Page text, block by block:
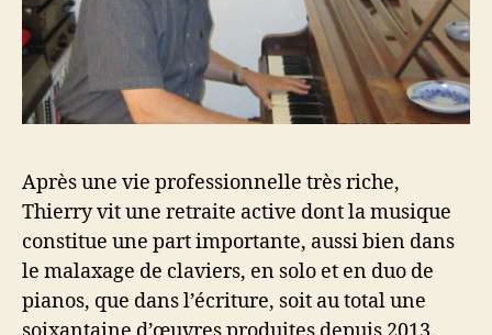
Après une vie professionnelle très riche,
Thierry vit une retraite active dont la musique
constitue une part importante, aussi bien dans
le malaxage de claviers, en solo et en duo de
pianos, que dans l’écriture, soit au total une